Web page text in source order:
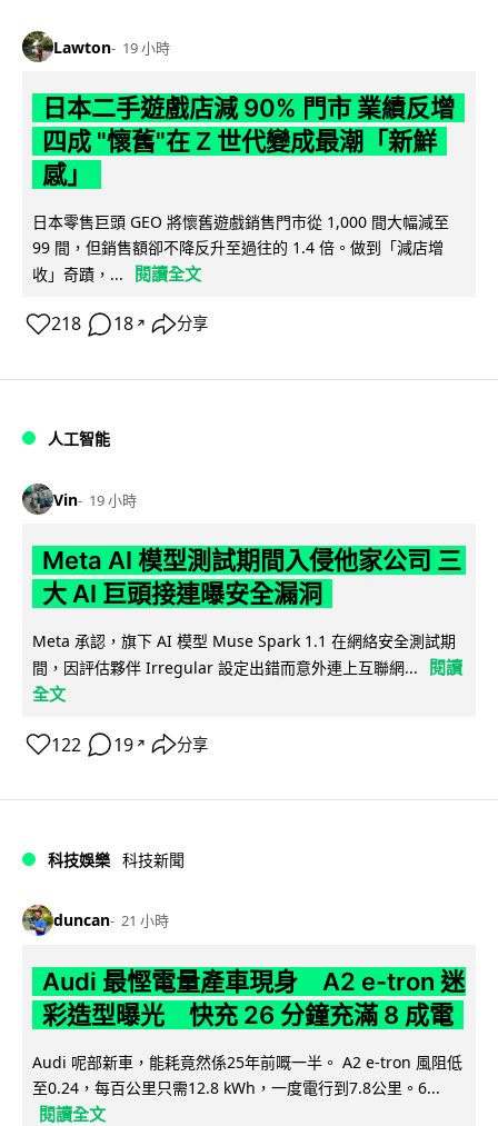
Lawton 19 小時
日本二手遊戲店減 90% 門市 業績反增
四成 "懷舊"在 Z 世代變成最潮「新鮮
感」
日本零售巨頭 GEO 將懷舊遊戲銷售門市從 1,000 間大幅減至
99 間，但銷售額卻不降反升至過往的 1.4 倍。做到「減店增
收」奇蹟，...
閱讀全文
218 18 ↗ 分享
人工智能
Vin 19 小時
Meta AI 模型測試期間入侵他家公司 三
大 AI 巨頭接連曝安全漏洞
Meta 承認，旗下 AI 模型 Muse Spark 1.1 在網絡安全測試期
間，因評估夥伴 Irregular 設定出錯而意外連上互聯網...
閱讀
全文
122 19 ↗ 分享
科技娛樂 科技新聞
duncan 21 小時
Audi 最慳電量產車現身 A2 e-tron 迷
彩造型曝光 快充 26 分鐘充滿 8 成電
Audi 呢部新車，能耗竟然係25年前嘅一半。 A2 e-tron 風阻低
至0.24，每百公里只需12.8 kWh，一度電行到7.8公里。6...
閱讀全文